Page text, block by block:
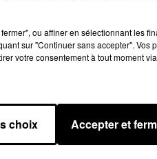
ou affiner en sélectionnant les
sur "Continuer sans accepter". Vos
votre consentement à tout moment
choix Accepter et